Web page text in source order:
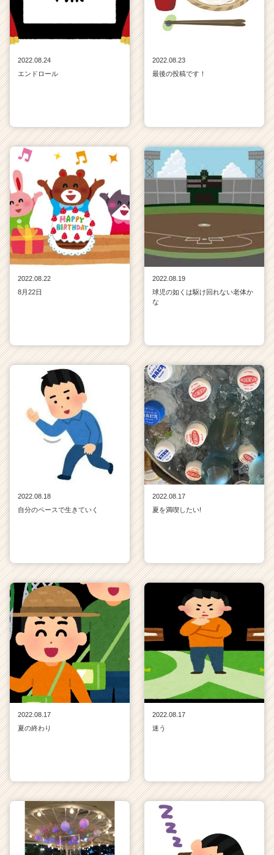
2022.08.24
エンドロール
2022.08.23
最後の投稿です！
2022.08.22
8月22日
2022.08.19
球児の如くは駆け回れない老体か
な
2022.08.18
自分のペースで生きていく
2022.08.17
夏を満喫したい!
2022.08.17
夏の終わり
2022.08.17
迷う